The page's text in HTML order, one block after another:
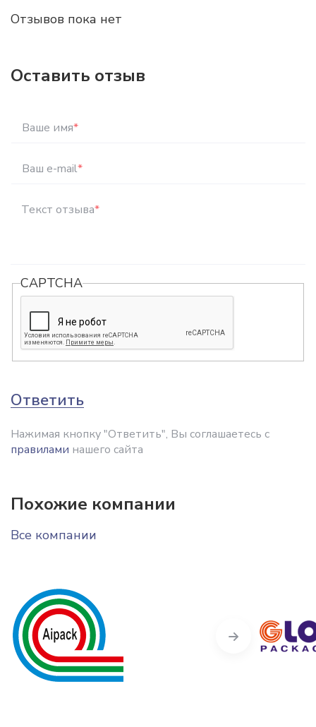
Отзывов пока нет
Оставить отзыв
Ваше имя*
Ваш e-mail*
Текст отзыва*
CAPTCHA
Ответить
Нажимая кнопку "Ответить", Вы соглашаетесь с
правилами нашего сайта
Похожие компании
Все компании
Next